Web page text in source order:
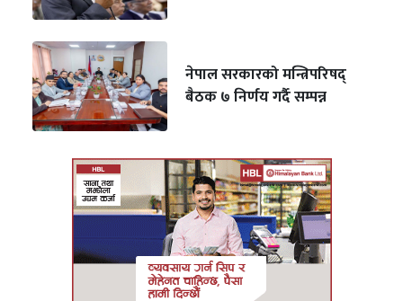
नेपाल सरकारको मन्त्रिपरिषद्
बैठक ७ निर्णय गर्दै सम्पन्न